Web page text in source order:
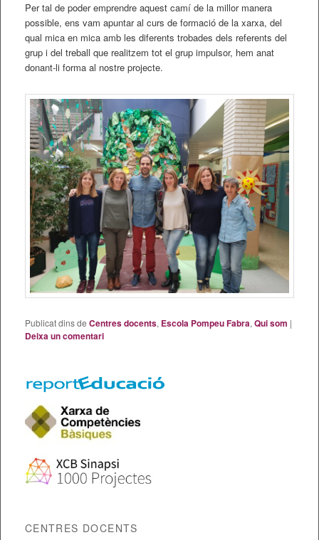
Per tal de poder emprendre aquest camí de la millor manera
possible, ens vam apuntar al curs de formació de la xarxa, del
qual mica en mica amb les diferents trobades dels referents del
grup i del treball que realitzem tot el grup impulsor, hem anat
donant-li forma al nostre projecte.
Publicat dins de Centres docents, Escola Pompeu Fabra, Qui som |
Deixa un comentari
CENTRES DOCENTS